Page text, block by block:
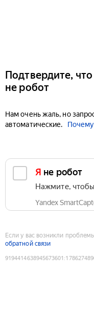
Подтвердите,
не робот
Нам очень жаль, но
автоматические.
Почему
Я не робот
Нажмите,
Yandex
Если у вас возникли
обратной связи
9194414638945673601 :